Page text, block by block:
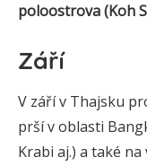
poloostrova (Koh
Září
V září v Thajsku
prší v oblasti
Krabi aj.) a také